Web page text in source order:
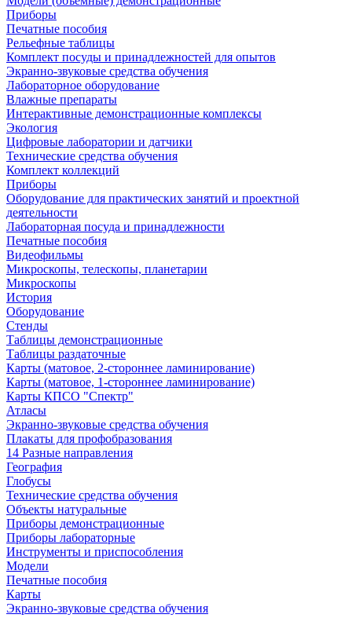
Приборы
Печатные пособия
Рельефные таблицы
Комплект посуды и принадлежностей для опытов
Экранно-звуковые средства обучения
Лабораторное оборудование
Влажные препараты
Интерактивные демонстрационные комплексы
Экология
Цифровые лаборатории и датчики
Технические средства обучения
Комплект коллекций
Приборы
Оборудование для практических занятий и проектной
деятельности
Лабораторная посуда и принадлежности
Печатные пособия
Видеофильмы
Микроскопы, телескопы, планетарии
Микроскопы
История
Оборудование
Стенды
Таблицы демонстрационные
Таблицы раздаточные
Карты (матовое, 2-стороннее ламинирование)
Карты (матовое, 1-стороннее ламинирование)
Карты КПСО "Спектр"
Атласы
Экранно-звуковые средства обучения
Плакаты для профобразования
14 Разные направления
География
Глобусы
Технические средства обучения
Объекты натуральные
Приборы демонстрационные
Приборы лабораторные
Инструменты и приспособления
Модели
Печатные пособия
Карты
Экранно-звуковые средства обучения